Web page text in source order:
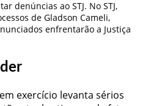
denúncias ao STJ. No STJ,
de Gladson Cameli,
enfrentarão a Justiça
exercício levanta sérios